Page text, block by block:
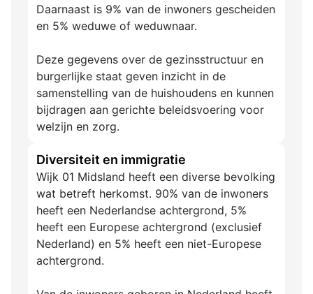
Daarnaast is 9% van de inwoners gescheiden
en 5% weduwe of weduwnaar.
Deze gegevens over de gezinsstructuur en
burgerlijke staat geven inzicht in de
samenstelling van de huishoudens en kunnen
bijdragen aan gerichte beleidsvoering voor
welzijn en zorg.
Diversiteit en immigratie
Wijk 01 Midsland heeft een diverse bevolking
wat betreft herkomst. 90% van de inwoners
heeft een Nederlandse achtergrond, 5%
heeft een Europese achtergrond (exclusief
Nederland) en 5% heeft een niet-Europese
achtergrond.